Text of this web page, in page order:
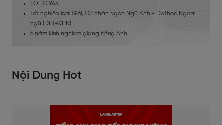
TOEIC 945
Tốt nghiệp loại Giỏi, Cử nhân Ngôn Ngữ Anh - Đại học Ngoại
ngữ (ĐHGQHN)
6 năm kinh nghiệm giảng tiếng Anh
Nội Dung Hot